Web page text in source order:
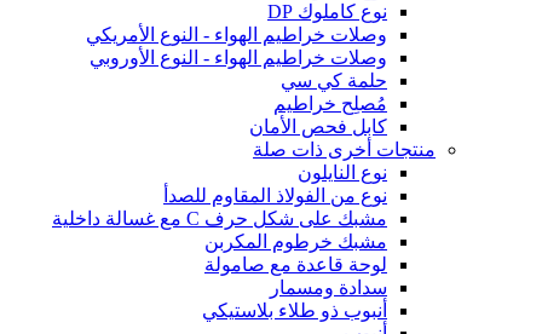
نوع كاملوك DP
وصلات خراطيم الهواء - النوع الأمريكي
وصلات خراطيم الهواء - النوع الأوروبي
حلمة كي سي
مُصلِح خراطيم
كابل فحص الأمان
منتجات أخرى ذات صلة
نوع النايلون
نوع من الفولاذ المقاوم للصدأ
مشبك على شكل حرف C مع غسالة داخلية
مشبك خرطوم المكربن
لوحة قاعدة مع صامولة
سدادة ومسمار
أنبوب ذو طلاء بلاستيكي